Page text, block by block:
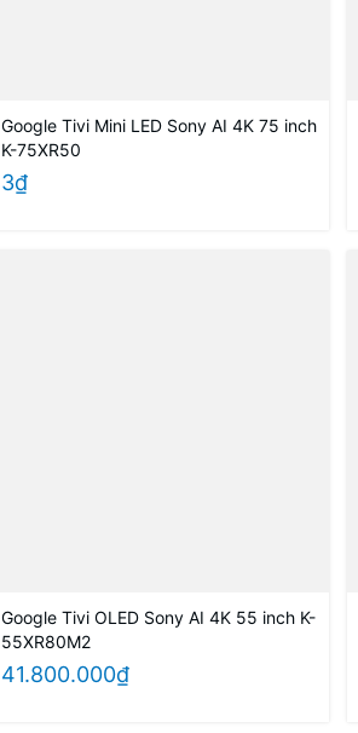
Google Tivi Mini LED Sony AI 4K 75 inch
K-75XR50
3₫
Google Tivi OLED Sony AI 4K 55 inch K-
55XR80M2
41.800.000₫